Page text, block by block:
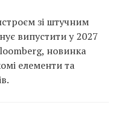
зі штучним
випустити у 2027
новинка
елементи та